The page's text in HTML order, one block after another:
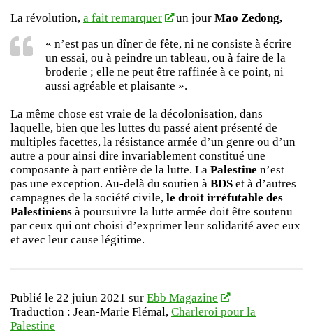
La révolution, a fait remarquer un jour Mao Zedong,
« n’est pas un dîner de fête, ni ne consiste à écrire
un essai, ou à peindre un tableau, ou à faire de la
broderie ; elle ne peut être raffinée à ce point, ni
aussi agréable et plaisante ».
La même chose est vraie de la décolonisation, dans
laquelle, bien que les luttes du passé aient présenté de
multiples facettes, la résistance armée d’un genre ou d’un
autre a pour ainsi dire invariablement constitué une
composante à part entière de la lutte. La Palestine n’est
pas une exception. Au-delà du soutien à BDS et à d’autres
campagnes de la société civile, le droit irréfutable des
Palestiniens à poursuivre la lutte armée doit être soutenu
par ceux qui ont choisi d’exprimer leur solidarité avec eux
et avec leur cause légitime.
Publié le 22 juiun 2021 sur Ebb Magazine
Traduction : Jean-Marie Flémal, Charleroi pour la
Palestine